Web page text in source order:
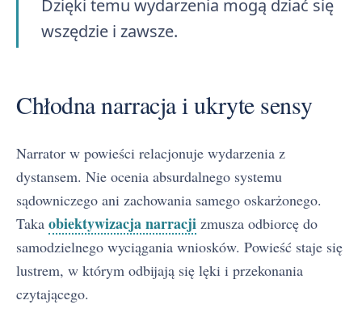
Dzięki temu wydarzenia mogą dziać się
wszędzie i zawsze.
Chłodna narracja i ukryte sensy
Narrator w powieści relacjonuje wydarzenia z
dystansem. Nie ocenia absurdalnego systemu
sądowniczego ani zachowania samego oskarżonego.
Taka obiektywizacja narracji zmusza odbiorcę do
samodzielnego wyciągania wniosków. Powieść staje się
lustrem, w którym odbijają się lęki i przekonania
czytającego.